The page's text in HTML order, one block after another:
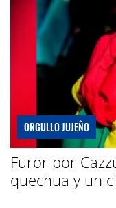
ORGULLO JUJEÑO
Furor por
quechua y un